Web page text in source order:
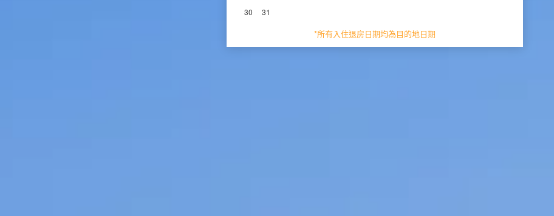
30
31
*所有入住退房日期均為目的地日期